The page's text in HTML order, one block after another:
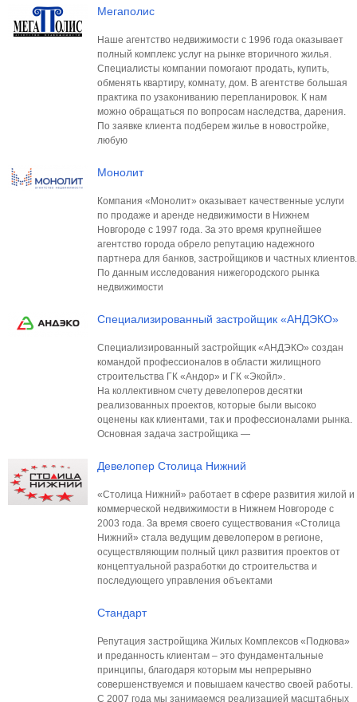
Мегаполис
Наше агентство недвижимости с 1996 года оказывает
полный комплекс услуг на рынке вторичного жилья.
Специалисты компании помогают продать, купить,
обменять квартиру, комнату, дом. В агентстве большая
практика по узакониванию перепланировок. К нам
можно обращаться по вопросам наследства, дарения.
По заявке клиента подберем жилье в новостройке,
любую
Монолит
Компания «Монолит» оказывает качественные услуги
по продаже и аренде недвижимости в Нижнем
Новгороде с 1997 года. За это время крупнейшее
агентство города обрело репутацию надежного
партнера для банков, застройщиков и частных клиентов.
По данным исследования нижегородского рынка
недвижимости
Специализированный застройщик «АНДЭКО»
Специализированный застройщик «АНДЭКО» создан
командой профессионалов в области жилищного
строительства ГК «Андор» и ГК «Экойл».
На коллективном счету девелоперов десятки
реализованных проектов, которые были высоко
оценены как клиентами, так и профессионалами рынка.
Основная задача застройщика —
Девелопер Столица Нижний
«Столица Нижний» работает в сфере развития жилой и
коммерческой недвижимости в Нижнем Новгороде с
2003 года. За время своего существования «Столица
Нижний» стала ведущим девелопером в регионе,
осуществляющим полный цикл развития проектов от
концептуальной разработки до строительства и
последующего управления объектами
Стандарт
Репутация застройщика Жилых Комплексов «Подкова»
и преданность клиентам – это фундаментальные
принципы, благодаря которым мы непрерывно
совершенствуемся и повышаем качество своей работы.
С 2007 года мы занимаемся реализацией масштабных